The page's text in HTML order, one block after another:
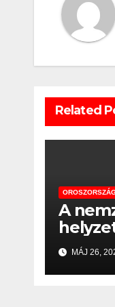
Related
A
MÁJ 26,